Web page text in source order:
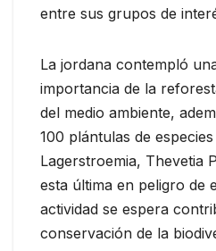
entre sus grupos de
La jordana contempló
importancia de la
del medio ambiente,
100 plántulas de
Lagerstroemia, Thevetia
esta última en peligro de
actividad se espera
conservación de la